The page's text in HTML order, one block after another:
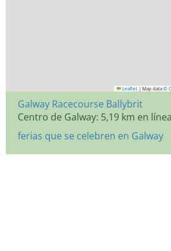
Leaflet | Map data ©
Galway Racecourse Ballybrit
Centro de Galway: 5,19 km en
ferias que se celebren en Galway